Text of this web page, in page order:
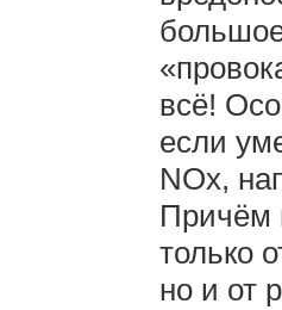
всё!
если
NOx,
Причём
только
но и от